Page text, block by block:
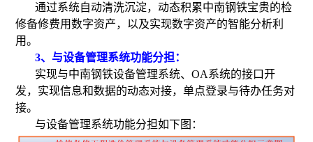
通过系统自动清洗沉淀，动态积累中南钢铁宝贵的检
修备修费用数字资产，以及实现数字资产的智能分析利
用。
3、与设备管理系统功能分担：
实现与中南钢铁设备管理系统、OA系统的接口开
发，实现信息和数据的动态对接，单点登录与待办任务对
接。
与设备管理系统功能分担如下图：